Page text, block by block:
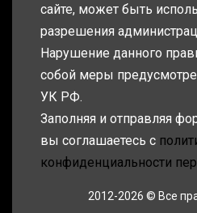
сайте, может быть
разрешения
Нарушение данного
собой меры
УК РФ.
Заполняя и отправляя
вы соглашаетесь с
конфиденциальности
2012-2026 © Все